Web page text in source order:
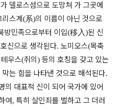
델로스섬으로 도망쳐 가 그곳에
리스계 (系)의 이름이 아닌 것으로
방민족으로부터 이입(移入)된 신
신으로 생각된다. 노미오스(목축
우스(쥐의 ) 등의 호칭을 갖고 있는
는 힘을 나타낸 것으로 해석된다.
의 대표적 신이 되어 국가에 있어
여, 특히 살인죄를 벌하고 그 더러